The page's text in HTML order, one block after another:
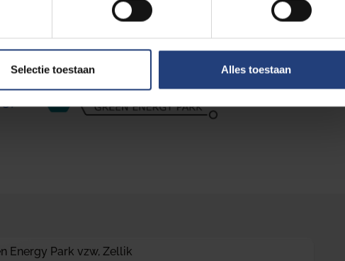
Selectie toestaan Alles toestaan
Energy Park vzw, Zellik